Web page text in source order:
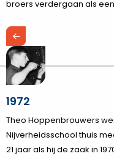
broers verdergaan als
1972
Theo Hoppenbrouwers
Nijverheidsschool thuis
21 jaar als hij de zaak in